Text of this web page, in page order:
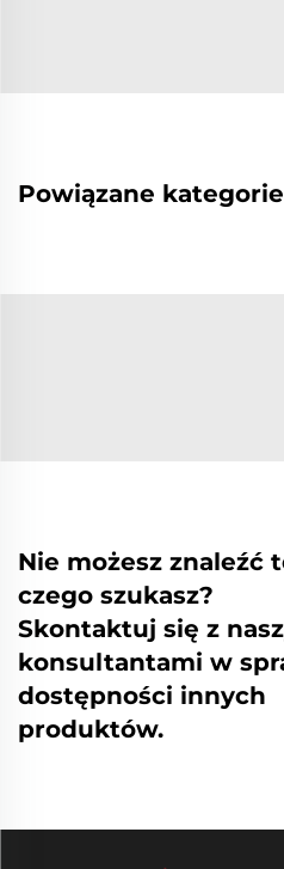
Powiązane
Nie możesz znaleźć
czego szukasz?
Skontaktuj się z
konsultantami w
dostępności innych
produktów.